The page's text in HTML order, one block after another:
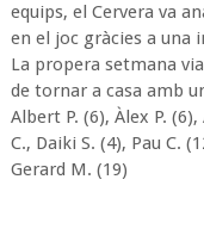
equips, el Cervera va
en el joc gràcies a una
La propera setmana
de tornar a casa amb
Albert P. (6), Àlex P.
C., Daiki S. (4), Pau C.
Gerard M. (19)